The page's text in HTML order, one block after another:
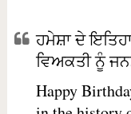
ਹਮੇਸ਼ਾ ਦੇ
ਵਿਅਕਤੀ ਨੂੰ
Happy